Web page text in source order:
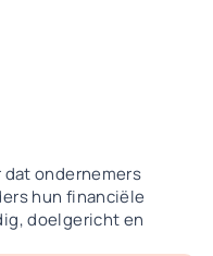
dat ondernemers
hun financiële
doelgericht en